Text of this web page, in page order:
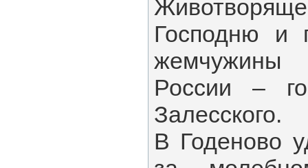
Господню и
жемчужины
России –
Залесского.
В Годеново